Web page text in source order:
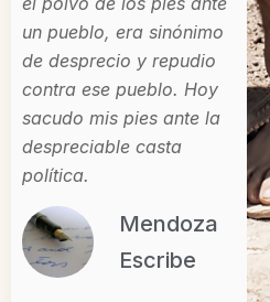
un pueblo, era sinónimo
de desprecio y repudio
contra ese pueblo. Hoy
sacudo mis pies ante la
despreciable casta
política.
Mendoza
Escribe